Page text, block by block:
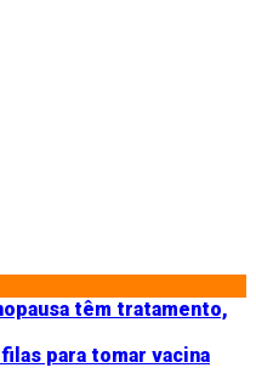
têm tratamento,
para tomar vacina